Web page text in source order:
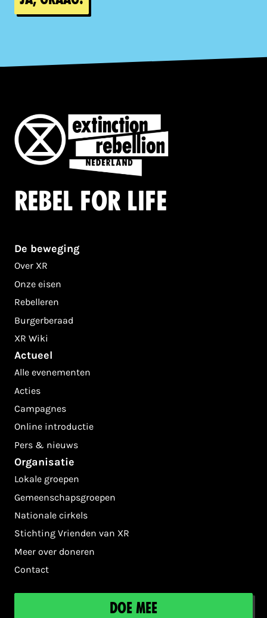
Rebel for life
De beweging
Over XR
Onze eisen
Rebelleren
Burgerberaad
XR Wiki
Actueel
Alle evenementen
Acties
Campagnes
Online introductie
Pers & nieuws
Organisatie
Lokale groepen
Gemeenschapsgroepen
Nationale cirkels
Stichting Vrienden van XR
Meer over doneren
Contact
Doe mee